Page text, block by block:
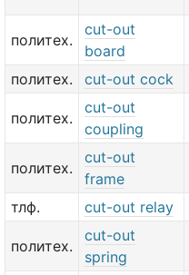
политех.
cut-out
board
политех.
cut-out cock
политех.
cut-out
coupling
политех.
cut-out
frame
тлф. cut-out relay
политех.
cut-out
spring